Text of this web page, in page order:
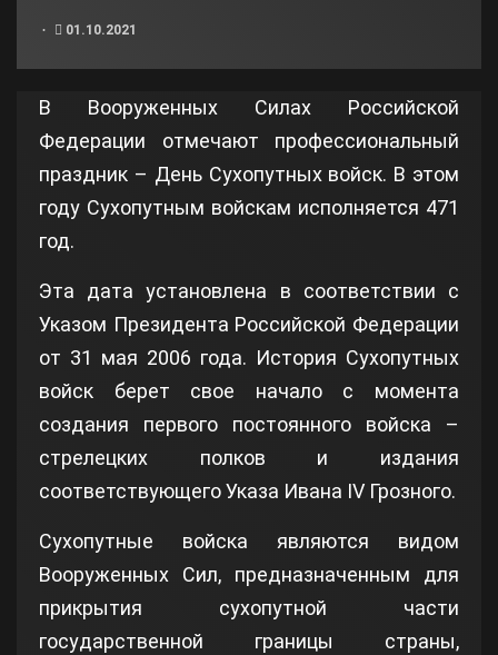
01.10.2021
В Вооруженных Силах Российской
Федерации отмечают профессиональный
праздник – День Сухопутных войск. В этом
году Сухопутным войскам исполняется 471
год.
Эта дата установлена в соответствии с
Указом Президента Российской Федерации
от 31 мая 2006 года. История Сухопутных
войск берет свое начало с момента
создания первого постоянного войска –
стрелецких полков и издания
соответствующего Указа Ивана IV Грозного.
Сухопутные войска являются видом
Вооруженных Сил, предназначенным для
прикрытия сухопутной части
государственной границы страны,